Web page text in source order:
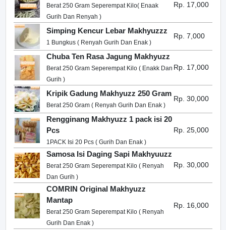
Berat 250 Gram Seperempat Kilo( Enaak
Gurih Dan Renyah )
Rp. 17,000
Simping Kencur Lebar Makhyuzzz
1 Bungkus ( Renyah Gurih Dan Enak )
Rp. 7,000
Chuba Ten Rasa Jagung Makhyuzz
Berat 250 Gram Seperempat Kilo ( Enakk Dan
Gurih )
Rp. 17,000
Kripik Gadung Makhyuzz 250 Gram
Berat 250 Gram ( Renyah Gurih Dan Enak )
Rp. 30,000
Rengginang Makhyuzz 1 pack isi 20
Pcs
1PACK Isi 20 Pcs ( Gurih Dan Enak )
Rp. 25,000
Samosa Isi Daging Sapi Makhyuuzz
Berat 250 Gram Seperempat Kilo ( Renyah
Dan Gurih )
Rp. 30,000
COMRIN Original Makhyuzz
Mantap
Berat 250 Gram Seperempat Kilo ( Renyah
Gurih Dan Enak )
Rp. 16,000